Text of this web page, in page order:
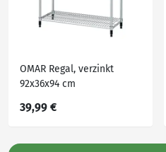
OMAR Regal, verzinkt
92x36x94 cm
39,99 €